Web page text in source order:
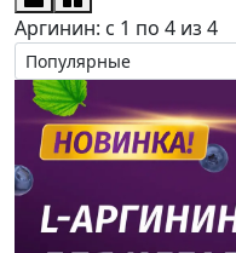
Аргинин: с 1 по 4 из 4